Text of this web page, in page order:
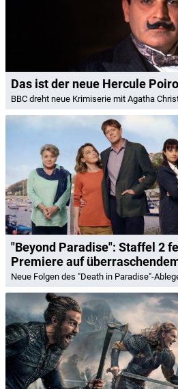
Das ist der neue Hercule
BBC dreht neue Krimiserie mit Agatha
"Beyond Paradise": Staffel 2
Premiere auf
Neue Folgen des "Death in Paradise"-